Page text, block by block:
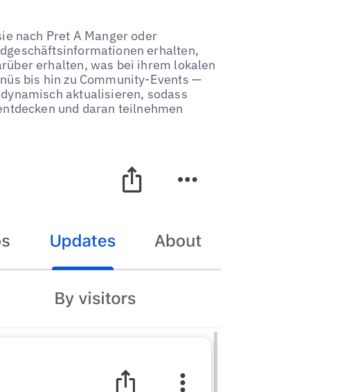
nach Pret A Manger oder
erhalten,
erhalten, was bei ihrem lokalen
bis hin zu Community-Events —
aktualisieren, sodass
und daran teilnehmen